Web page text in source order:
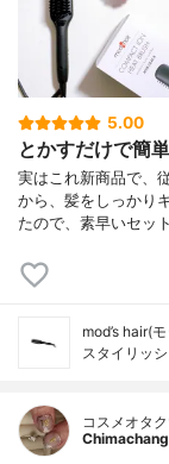
5.00
とかすだけで簡
実はこれ新商品で、
から、髪をしっかり
たので、素早いセッ
mod’s hair(
スタイリッ
コスメオタ